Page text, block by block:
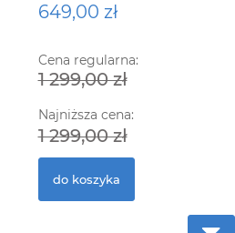
649,00 zł
Cena regularna:
1 299,00 zł
Najniższa cena:
1 299,00 zł
do koszyka